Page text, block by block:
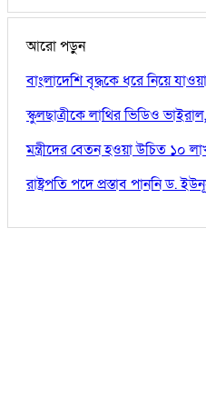
আরো পড়ুন
বাংলাদেশি বৃদ্ধকে ধরে নিয়ে
স্কুলছাত্রীকে লাথির ভিডিও
মন্ত্রীদের বেতন হওয়া উচিত ১০
রাষ্ট্রপতি পদে প্রস্তাব পাননি ড.